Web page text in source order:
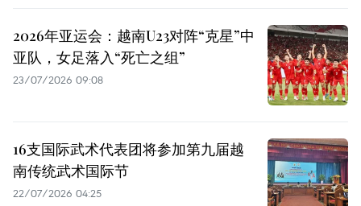
2026年亚运会：越南U23对阵“克星”中
亚队，女足落入“死亡之组”
23/07/2026 09:08
16支国际武术代表团将参加第九届越
南传统武术国际节
22/07/2026 04:25